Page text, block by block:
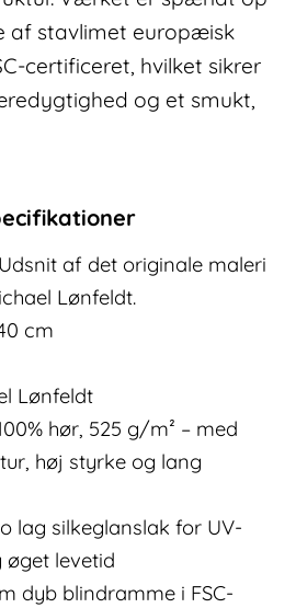
af stavlimet europæisk
certificeret, hvilket sikrer
og et smukt,
af det originale maleri
Lønfeldt.
cm
Lønfeldt
hør, 525 g/m² – med
høj styrke og lang
lag silkeglanslak for UV-
øget levetid
dyb blindramme i FSC-